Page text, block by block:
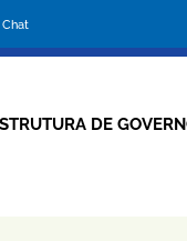
da
DE